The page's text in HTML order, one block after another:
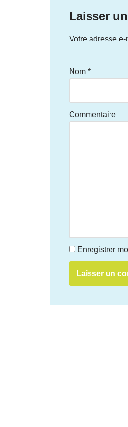
Laisser
Votre adresse
Nom *
Commentaire
Enregistrer